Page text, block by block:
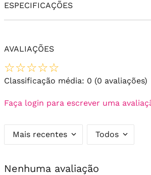
ESPECIFICAÇÕES
AVALIAÇÕES
☆☆☆☆☆
Classificação média: 0 (0 avaliações)
Faça login para escrever uma
Mais recentes Todos
Nenhuma avaliação